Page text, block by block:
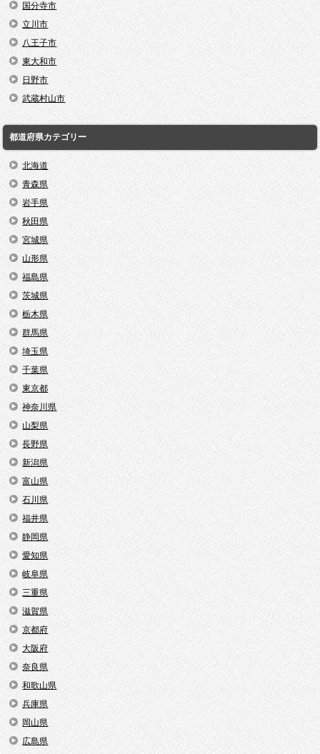
国分寺市
立川市
八王子市
東大和市
日野市
武蔵村山市
都道府県カテゴリー
北海道
青森県
岩手県
秋田県
宮城県
山形県
福島県
茨城県
栃木県
群馬県
埼玉県
千葉県
東京都
神奈川県
山梨県
長野県
新潟県
富山県
石川県
福井県
静岡県
愛知県
岐阜県
三重県
滋賀県
京都府
大阪府
奈良県
和歌山県
兵庫県
岡山県
広島県